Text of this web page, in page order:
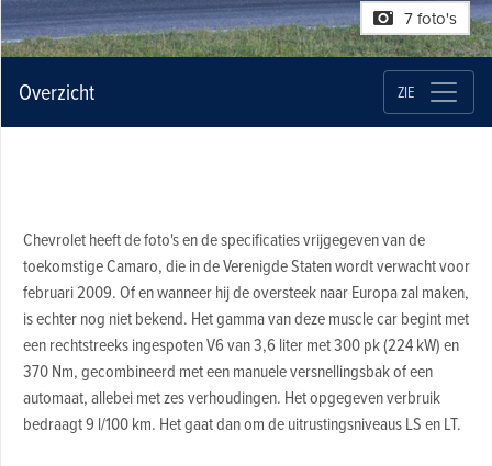
7 foto's
Overzicht ZIE
Chevrolet heeft de foto's en de specificaties vrijgegeven van de
toekomstige Camaro, die in de Verenigde Staten wordt verwacht voor
februari 2009. Of en wanneer hij de oversteek naar Europa zal maken,
is echter nog niet bekend. Het gamma van deze muscle car begint met
een rechtstreeks ingespoten V6 van 3,6 liter met 300 pk (224 kW) en
370 Nm, gecombineerd met een manuele versnellingsbak of een
automaat, allebei met zes verhoudingen. Het opgegeven verbruik
bedraagt 9 l/100 km. Het gaat dan om de uitrustingsniveaus LS en LT.